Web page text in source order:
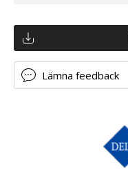
Lämna feedback